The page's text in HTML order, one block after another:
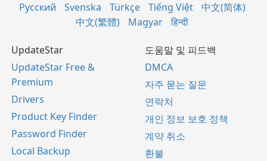
Русский
Svenska Türkçe Tiếng Việt
中文(简体)
中文(繁體)
Magyar हिन्दी
UpdateStar
UpdateStar Free &
Premium
Drivers
Product Key Finder
Password Finder
Local Backup
도움말 및 피드백
DMCA
자주 묻는 질문
연락처
개인 정보 보호 정책
계약 취소
환불